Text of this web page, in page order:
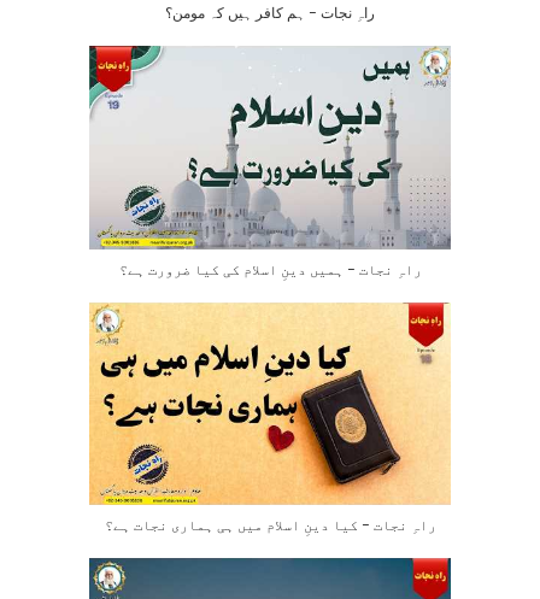
راہِ نجات – ہم کافر ہیں کہ مومن؟
راہِ نجات – ہمیں دینِ اسلام کی کیا ضرورت ہے؟
راہِ نجات – کیا دینِ اسلام میں ہی ہماری نجات ہے؟